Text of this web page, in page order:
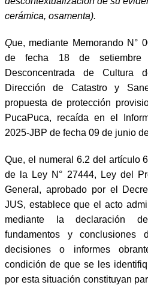
cerámica, osamenta).
Que, mediante Memorando N°
de fecha 18 de
Desconcentrada de Cultura
Dirección de Catastro y
propuesta de protección
PucaPuca, recaída en el
2025-JBP de fecha 09 de junio
Que, el numeral 6.2 del artículo
de la Ley N° 27444, Ley del
General, aprobado por el
JUS, establece que el acto
mediante la declaración
fundamentos y conclusiones
decisiones o informes
condición de que se les
por esta situación constituyan